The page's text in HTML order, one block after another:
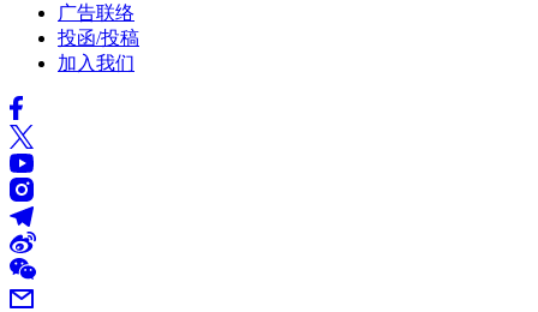
广告联络
投函/投稿
加入我们